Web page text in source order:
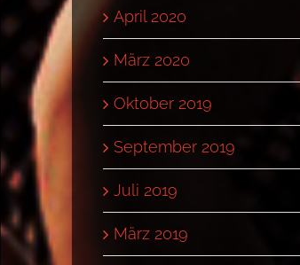
April 2020
März 2020
Oktober 2019
September 2019
Juli 2019
März 2019